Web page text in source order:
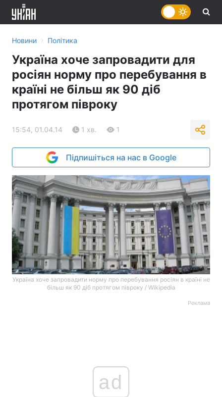
Новини › Політика
Україна хоче запровадити для
росіян норму про перебування в
країні не більш як 90 діб
протягом півроку
15:54, 01.04.14 1 хв. 1
Підпишіться на нас в Google
Україна хоче запровадити норму про перебування росіян в країні не
більш як 90 діб протягом півроку / Wikipedia
Реклама
ad